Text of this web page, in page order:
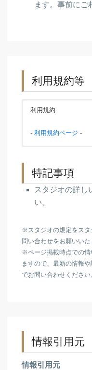
ます。事前にご
利用規約等
利用規約
‐利用規約ページ -
特記事項
スタジオの詳し
い。
※スタジオの規定をスタ
問い合わせをお願いいた
※ページ掲載時点での情
ますので、最新の情報
でお問い合わせください
情報引用元
情報引用元